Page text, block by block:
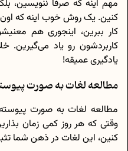
مهم اینه که صرفا ننویسین،
کنین. یک روش خوب اینه که
کار ببرین، اینجوری هم
کاربردشون رو یاد می‌گیرین.
یادگیری عمیقه!
مطالعه لغات به صورت
مطالعه لغات به صورت
وقتی که هر روز کمی زمان
کنین، این لغات در ذهن شما